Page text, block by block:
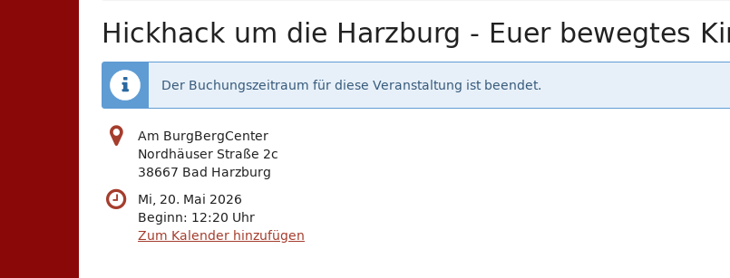
auswählen
Hickhack um die Harzburg - Euer bewegtes
Der Buchungszeitraum für diese Veranstaltung ist beendet.
Am BurgBergCenter
Nordhäuser Straße 2c
38667 Bad Harzburg
Mi, 20. Mai 2026
Beginn: 12:20 Uhr
Zum Kalender hinzufügen